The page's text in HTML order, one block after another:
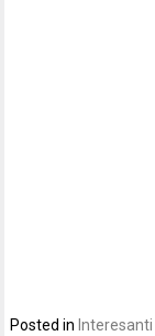
Posted in Interesanti